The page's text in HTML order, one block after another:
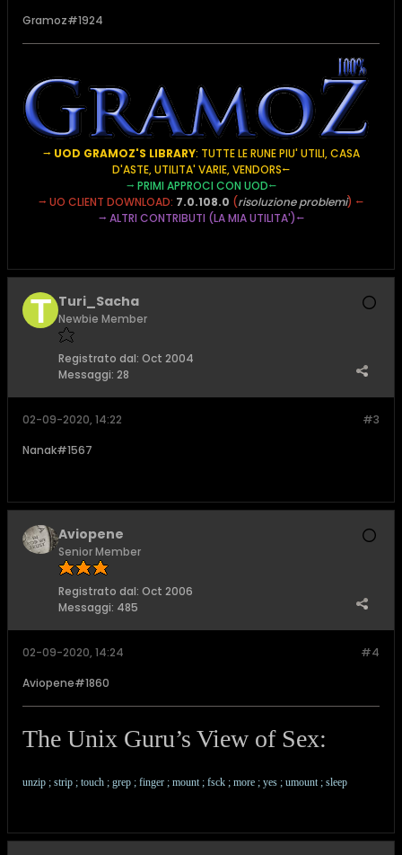
Gramoz#1924
⭢ UOD GRAMOZ'S LIBRARY: TUTTE LE RUNE PIU' UTILI, CASA
D'ASTE, UTILITA' VARIE, VENDORS⭠
⭢ PRIMI APPROCI CON UOD⭠
⭢ UO CLIENT DOWNLOAD: 7.0.108.0 (risoluzione problemi) ⭠
⭢ ALTRI CONTRIBUTI (LA MIA UTILITA')⭠
Turi_Sacha
Newbie Member
Registrato dal: Oct 2004
Messaggi: 28
#3
02-09-2020, 14:22
Nanak#1567
Aviopene
Senior Member
Registrato dal: Oct 2006
Messaggi: 485
#4
02-09-2020, 14:24
Aviopene#1860
The Unix Guru’s View of Sex:
unzip ; strip ; touch ; grep ; finger ; mount ; fsck ; more ; yes ; umount ; sleep